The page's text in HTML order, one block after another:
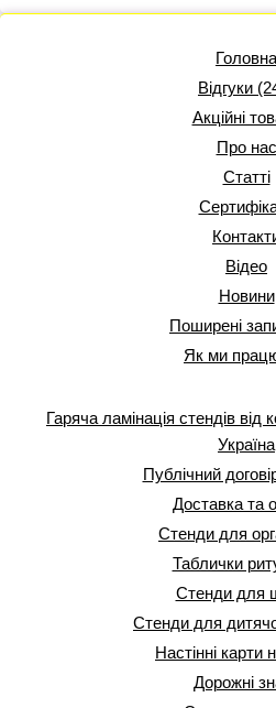
Головна
Відгуки
Акційні
Про нас
Статті
Відео
Новини
Поширені
Як ми
Гаряча ламінація стендів від
Україна
Публічний
Доставка та
Стенди для
Таблички
Стенди для
Стенди для
Настінні карти
Дорожні